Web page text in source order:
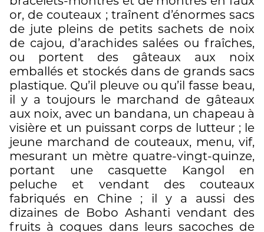
or, de couteaux ; traînent d’énormes sacs
de jute pleins de petits sachets de noix
de cajou, d’arachides salées ou fraîches,
ou portent des gâteaux aux noix
emballés et stockés dans de grands sacs
plastique. Qu’il pleuve ou qu’il fasse beau,
il y a toujours le marchand de gâteaux
aux noix, avec un bandana, un chapeau à
visière et un puissant corps de lutteur ; le
jeune marchand de couteaux, menu, vif,
mesurant un mètre quatre-vingt-quinze,
portant une casquette Kangol en
peluche et vendant des couteaux
fabriqués en Chine ; il y a aussi des
dizaines de Bobo Ashanti vendant des
fruits à coques dans leurs sacoches de